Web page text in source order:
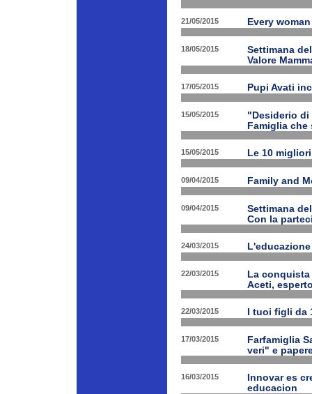
21/05/2015 Every
18/05/2015
Settimana
Valore
17/05/2015 Pupi Avati
15/05/2015
"Desiderio di
Famiglia che
15/05/2015 Le 10
09/04/2015 Family and
09/04/2015
Settimana
Con la
24/03/2015
22/03/2015
La
Aceti,
22/03/2015 I tuoi figli da
17/03/2015
Farfamiglia
veri" e
16/03/2015
Innovar es
educacion